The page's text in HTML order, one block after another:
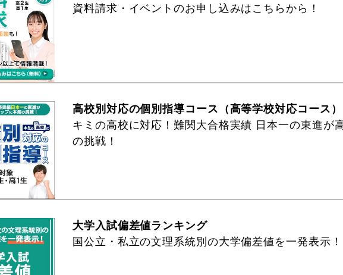
資料請求・イベントのお申し込みはこちらから！
高校別対応の個別指導コース（高等学校対応コース）
キミの高校に対応！難関大合格実績 日本一の東進が
の挑戦！
大学入試偏差値ランキング
国公立・私立の文理系統別の大学偏差値を一発表示！